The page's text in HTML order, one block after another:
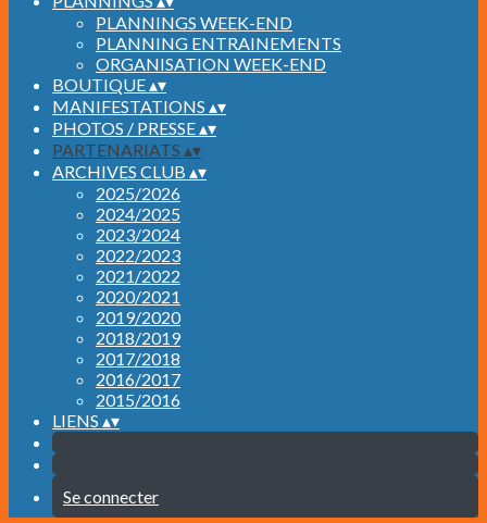
PLANNINGS WEEK-END
PLANNING ENTRAINEMENTS
ORGANISATION WEEK-END
BOUTIQUE▴▾
MANIFESTATIONS ▴▾
PHOTOS / PRESSE▴▾
PARTENARIATS ▴▾
ARCHIVES CLUB ▴▾
2025/2026
2024/2025
2023/2024
2022/2023
2021/2022
2020/2021
2019/2020
2018/2019
2017/2018
2016/2017
2015/2016
LIENS ▴▾
Se connecter